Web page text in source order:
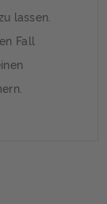
lassen.
Fall